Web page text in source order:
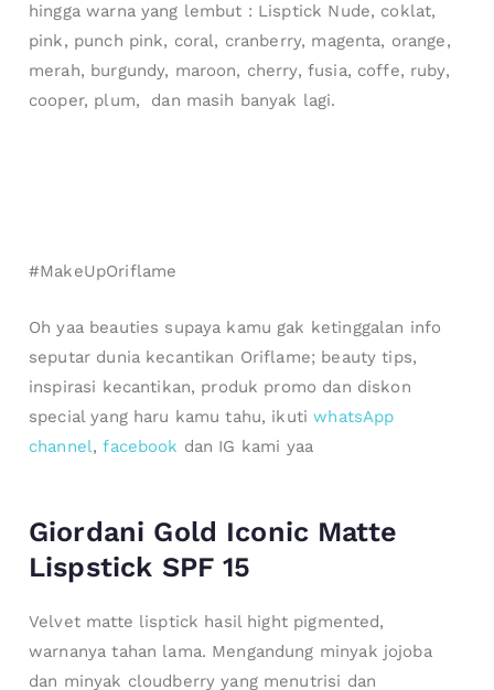
hingga warna yang lembut : Lisptick Nude, coklat,
pink, punch pink, coral, cranberry, magenta, orange,
merah, burgundy, maroon, cherry, fusia, coffe, ruby,
cooper, plum, dan masih banyak lagi.
#MakeUpOriflame
Oh yaa beauties supaya kamu gak ketinggalan info
seputar dunia kecantikan Oriflame; beauty tips,
inspirasi kecantikan, produk promo dan diskon
special yang haru kamu tahu, ikutiwhatsApp
channel,facebook dan IG kami yaa
Giordani Gold Iconic Matte
Lispstick SPF 15
Velvet matte lisptick hasil hight pigmented,
warnanya tahan lama. Mengandung minyak jojoba
dan minyak cloudberry yang menutrisi dan